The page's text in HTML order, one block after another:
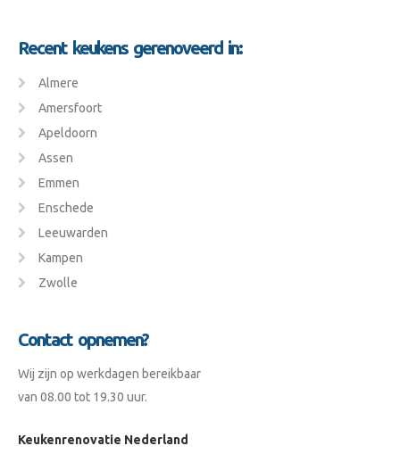
Recent keukens gerenoveerd in:
Almere
Amersfoort
Apeldoorn
Assen
Emmen
Enschede
Leeuwarden
Kampen
Zwolle
Contact opnemen?
Wij zijn op werkdagen bereikbaar
van 08.00 tot 19.30 uur.
Keukenrenovatie Nederland